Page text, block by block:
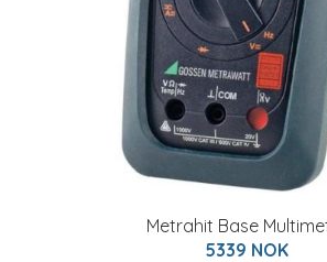
Metrahit Base
5339 NOK